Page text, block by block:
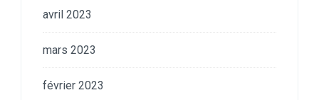
avril 2023
mars 2023
février 2023